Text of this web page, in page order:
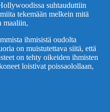
suhtauduttiin
tekemään melkein mitä
maaliin,
ihmisistä oudolta
on muistutettava siitä, että
on tehty oikeiden ihmisten
loistivat poissaolollaan,